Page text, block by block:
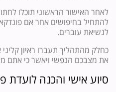
לאחר האישור הראשוני תוכלו
להתחיל בחיפושים אחר אם
לנשיאת עוברים.
כחלק מהתהליך תעברו ראיון
את מצבכם הנפשי ויאשר כי אתם
סיוע אישי והכנה לועדת